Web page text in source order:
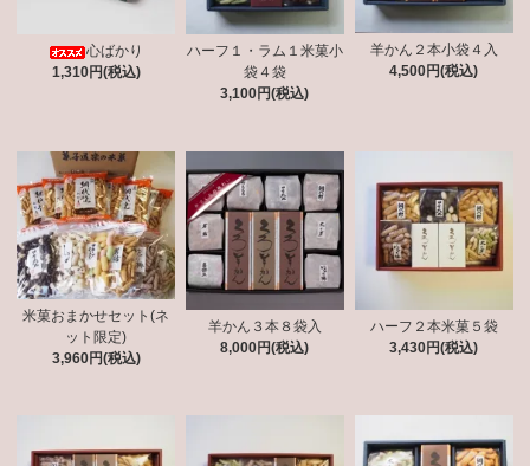
心ばかり
1,310円(税込)
ハーフ１・ラム１米菓小
袋４袋
3,100円(税込)
羊かん２本小袋４入
4,500円(税込)
米菓おまかせセット(ネ
ット限定)
3,960円(税込)
羊かん３本８袋入
8,000円(税込)
ハーフ２本米菓５袋
3,430円(税込)